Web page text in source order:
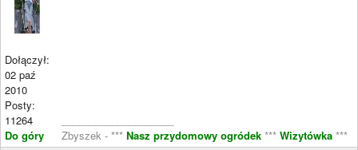
Dołączył:
02 paź
2010
Posty:
11264
Do góry
Zbyszek - *** Nasz przydomowy ogródek *** Wizytówka ***